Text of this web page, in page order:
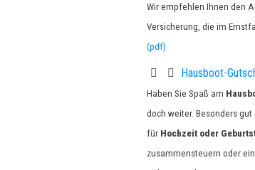
Wir empfehlen Ihnen den
Versicherung, die im
(pdf)
Hausboot-
Haben Sie Spaß am
doch weiter. Besonders
für Hochzeit oder
zusammensteuern oder